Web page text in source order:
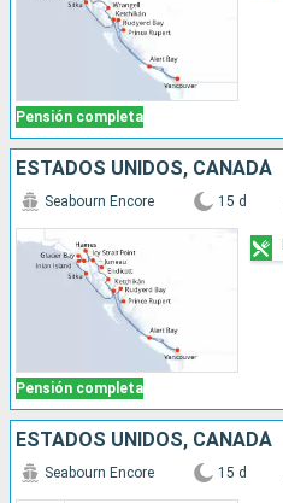
Pensión completa
ESTADOS UNIDOS, CANADÁ
Pensión completa
Seabourn Encore 15 d
ESTADOS UNIDOS, CANADÁ
Seabourn Encore 15 d